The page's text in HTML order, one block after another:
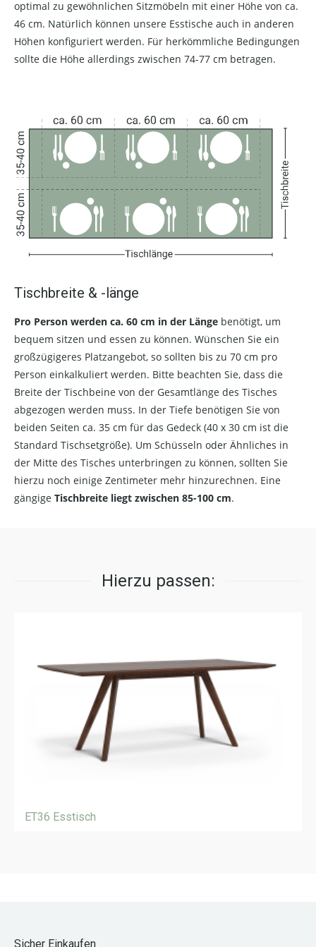
optimal zu gewöhnlichen Sitzmöbeln mit einer Höhe von ca.
46 cm. Natürlich können unsere Esstische auch in anderen
Höhen konfiguriert werden. Für herkömmliche Bedingungen
sollte die Höhe allerdings zwischen 74-77 cm betragen.
Tischbreite & -länge
Pro Person werden ca. 60 cm in der Länge benötigt, um
bequem sitzen und essen zu können. Wünschen Sie ein
großzügigeres Platzangebot, so sollten bis zu 70 cm pro
Person einkalkuliert werden. Bitte beachten Sie, dass die
Breite der Tischbeine von der Gesamtlänge des Tisches
abgezogen werden muss. In der Tiefe benötigen Sie von
beiden Seiten ca. 35 cm für das Gedeck (40 x 30 cm ist die
Standard Tischsetgröße). Um Schüsseln oder Ähnliches in
der Mitte des Tisches unterbringen zu können, sollten Sie
hierzu noch einige Zentimeter mehr hinzurechnen. Eine
gängige Tischbreite liegt zwischen 85-100 cm.
Hierzu passen:
ET36 Esstisch
Sicher Einkaufen